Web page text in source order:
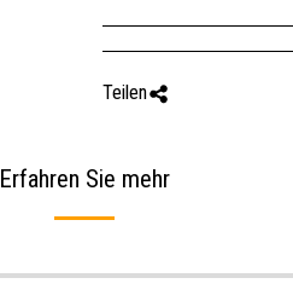
Teilen
Erfahren Sie mehr